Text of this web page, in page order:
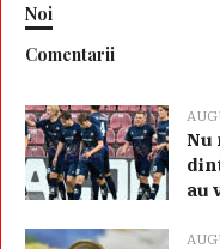
Noi
Comentarii
Nu
au